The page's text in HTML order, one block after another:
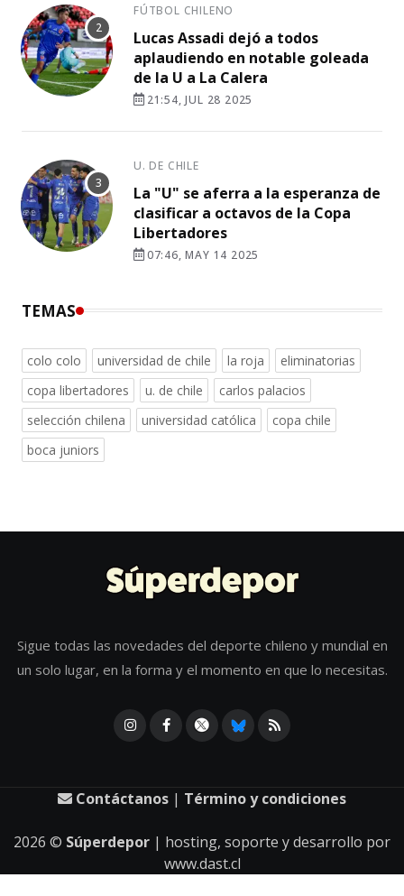
FÚTBOL CHILENO
Lucas Assadi dejó a todos
aplaudiendo en notable goleada
de la U a La Calera
21:54, JUL 28 2025
U. DE CHILE
La "U" se aferra a la esperanza de
clasificar a octavos de la Copa
Libertadores
07:46, MAY 14 2025
TEMAS
colo colo universidad de chile la roja
eliminatorias
copa libertadores
u. de chile
carlos palacios
selección chilena
universidad católica
copa chile
boca juniors
Sigue todas las novedades del deporte chileno y mundial en
un solo lugar, en la forma y el momento en que lo necesitas.
Contáctanos | Término y condiciones
2026 © Súperdepor | hosting, soporte y desarrollo por
www.dast.cl